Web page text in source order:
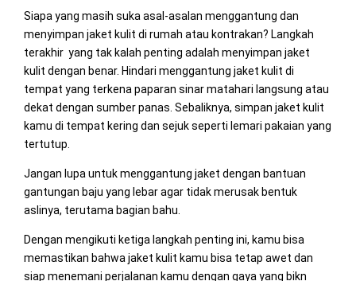
Siapa yang masih suka asal-asalan menggantung dan
menyimpan jaket kulit di rumah atau kontrakan? Langkah
terakhir yang tak kalah penting adalah menyimpan jaket
kulit dengan benar. Hindari menggantung jaket kulit di
tempat yang terkena paparan sinar matahari langsung atau
dekat dengan sumber panas. Sebaliknya, simpan jaket kulit
kamu di tempat kering dan sejuk seperti lemari pakaian yang
tertutup.
Jangan lupa untuk menggantung jaket dengan bantuan
gantungan baju yang lebar agar tidak merusak bentuk
aslinya, terutama bagian bahu.
Dengan mengikuti ketiga langkah penting ini, kamu bisa
memastikan bahwa jaket kulit kamu bisa tetap awet dan
siap menemani perjalanan kamu dengan gaya yang bikn